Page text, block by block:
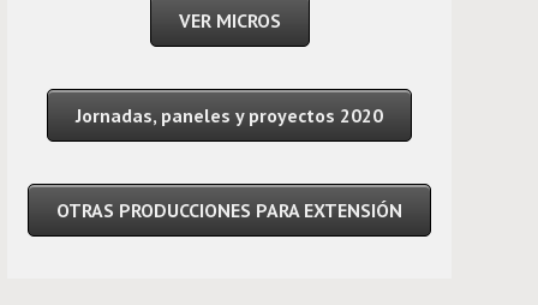
VER MICROS
Jornadas, paneles y proyectos 2020
OTRAS PRODUCCIONES PARA EXTENSIÓN